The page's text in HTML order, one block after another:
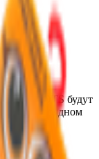
DOTS будут
и в нарядном